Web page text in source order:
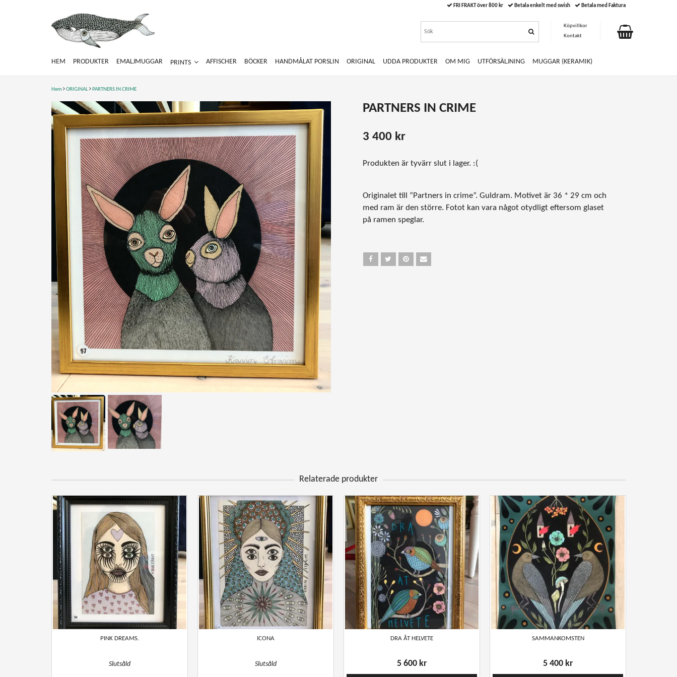
Hem ORIGINAL PARTNERS IN CRIME
PARTNERS IN CRIME
3 400 kr
Produkten är tyvärr slut i lager. :(
Originalet till ”Partners in crime”. Guldram. Motivet är 36 * 29 cm och
med ram är den större. Fotot kan vara något otydligt eftersom glaset
på ramen speglar.
Relaterade produkter
PINK DREAMS.
Slutsåld
ICONA
Slutsåld
DRA ÅT HELVETE
5 600 kr
SAMMANKOMSTEN
5 400 kr
FRI FRAKT över 800 kr Betala enkelt med swish Betala med Faktura
Köpvillkor
Kontakt
HEM PRODUKTER EMALJMUGGAR PRINTS AFFISCHER BÖCKER HANDMÅLAT PORSLIN ORIGINAL UDDA PRODUKTER OM MIG UTFÖRSÄLJNING MUGGAR (KERAMIK)